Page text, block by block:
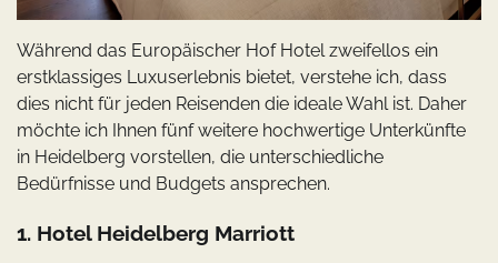
Während das Europäischer Hof Hotel zweifellos ein
erstklassiges Luxuserlebnis bietet, verstehe ich, dass
dies nicht für jeden Reisenden die ideale Wahl ist. Daher
möchte ich Ihnen fünf weitere hochwertige Unterkünfte
in Heidelberg vorstellen, die unterschiedliche
Bedürfnisse und Budgets ansprechen.
1. Hotel Heidelberg Marriott